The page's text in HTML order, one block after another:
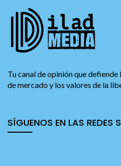
Tu canal de opinión que
de mercado y los valores de la
SÍGUENOS EN LAS REDES